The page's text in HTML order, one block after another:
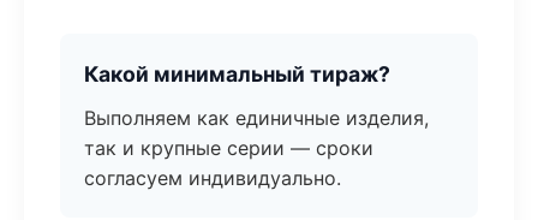
Какой минимальный тираж?
Выполняем как единичные изделия,
так и крупные серии — сроки
согласуем индивидуально.